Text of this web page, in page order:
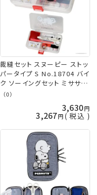
裁縫セット スヌーピー ストッ
パータイプ S No.18704 バイ
ク ソーイングセット ミササ
手芸の山久
（0）
3,630
3,267 税込